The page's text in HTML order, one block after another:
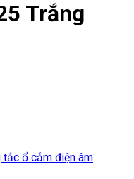
Trắng
tắc ổ cắm điện âm